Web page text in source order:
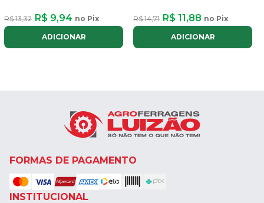
R$ 13,32 R$ 9,94 no Pix
ADICIONAR
R$ 14,71 R$ 11,88 no Pix
ADICIONAR
FORMAS DE PAGAMENTO
INSTITUCIONAL